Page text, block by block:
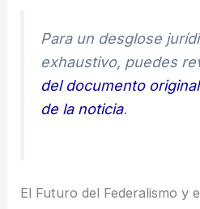
Para un desglose
exhaustivo, puedes
del documento
de la noticia.
El Futuro del Federalismo y